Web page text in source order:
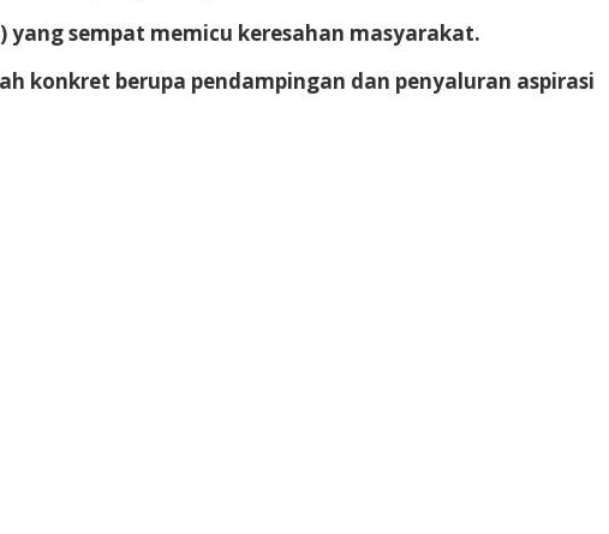
yang sempat memicu keresahan masyarakat.
konkret berupa pendampingan dan penyaluran aspirasi